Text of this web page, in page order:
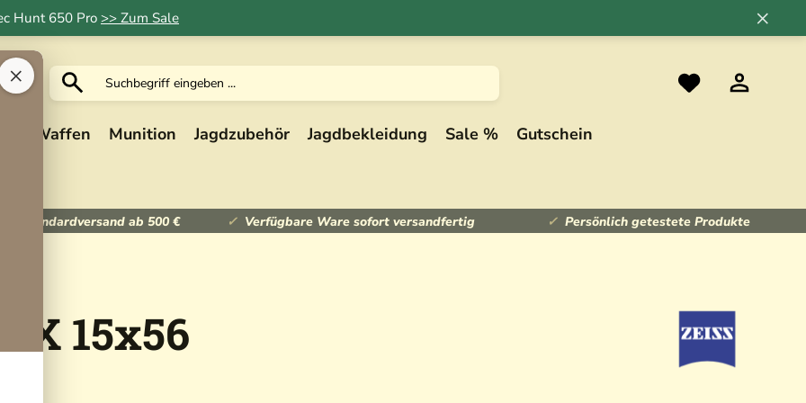
Hunt 650 Pro >> Zum Sale
×
×
Waffen Munition Jagdzubehör Jagdbekleidung Sale % Gutschein
Standardversand ab 500 € Verfügbare Ware sofort versandfertig Persönlich getestete Produkte
15x56